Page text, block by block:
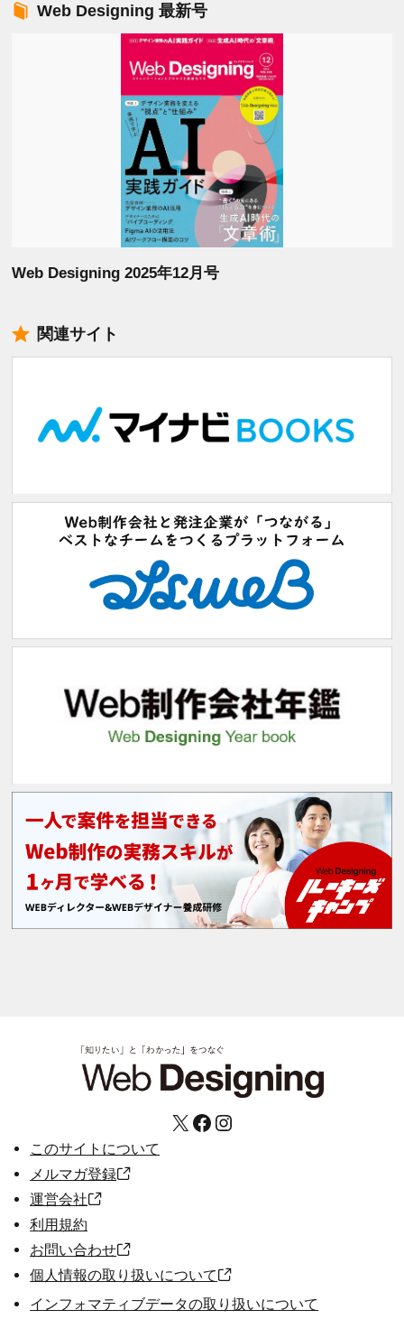
Web Designing 最新号
Web Designing 2025年12月号
関連サイト
X Facebook Instagram
このサイトについて
メルマガ登録
運営会社
利用規約
お問い合わせ
個人情報の取り扱いについて
インフォマティブデータの取り扱いについて